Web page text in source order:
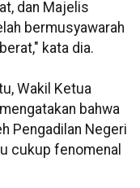
dan Majelis
bermusyawarah
kata dia.
Wakil Ketua
bahwa
Pengadilan Negeri
cukup fenomenal